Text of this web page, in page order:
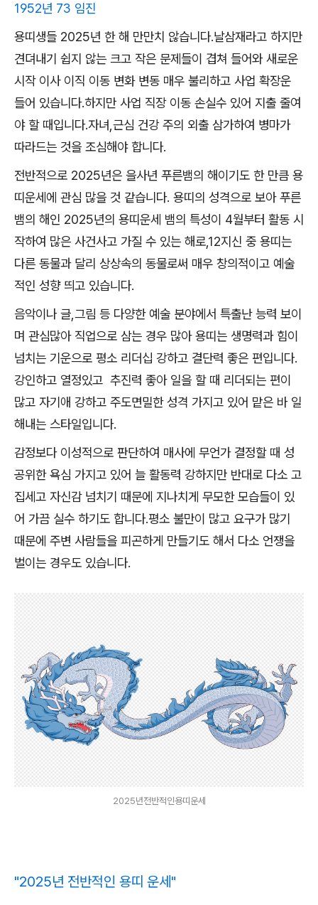
1952년 73 임진
용띠생들 2025년 한 해 만만치 않습니다.날삼재라고 하지만
견뎌내기 쉽지 않는 크고 작은 문제들이 겹쳐 들어와 새로운
시작 이사 이직 이동 변화 변동 매우 불리하고 사업 확장운
들어 있습니다.하지만 사업 직장 이동 손실수 있어 지출 줄여
야 할 때입니다.자녀,근심 건강 주의 외출 삼가하여 병마가
따라드는 것을 조심해야 합니다.
전반적으로 2025년은 을사년 푸른뱀의 해이기도 한 만큼 용
띠운세에 관심 많을 것 같습니다. 용띠의 성격으로 보아 푸른
뱀의 해인 2025년의 용띠운세 뱀의 특성이 4월부터 활동 시
작하여 많은 사건사고 가질 수 있는 해로,12지신 중 용띠는
다른 동물과 달리 상상속의 동물로써 매우 창의적이고 예술
적인 성향 띄고 있습니다.
음악이나 글,그림 등 다양한 예술 분야에서 특출난 능력 보이
며 관심많아 직업으로 삼는 경우 많아 용띠는 생명력과 힘이
넘치는 기운으로 평소 리더십 강하고 결단력 좋은 편입니다.
강인하고 열정있고 추진력 좋아 일을 할 때 리더되는 편이
많고 자기애 강하고 주도면밀한 성격 가지고 있어 맡은 바 일
해내는 스타일입니다.
감정보다 이성적으로 판단하여 매사에 무언가 결정할 때 성
공위한 욕심 가지고 있어 늘 활동력 강하지만 반대로 다소 고
집세고 자신감 넘치기 때문에 지나치게 무모한 모습들이 있
어 가끔 실수 하기도 합니다.평소 불만이 많고 요구가 많기
때문에 주변 사람들을 피곤하게 만들기도 해서 다소 언쟁을
벌이는 경우도 있습니다.
2025년전반적인용띠운세
"2025년 전반적인 용띠 운세"